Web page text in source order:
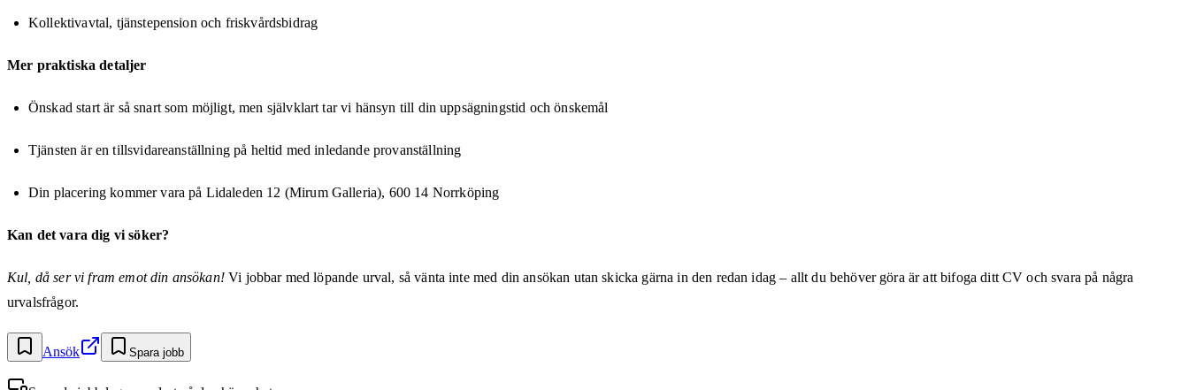
Kollektivavtal, tjänstepension och friskvårdsbidrag
Mer praktiska detaljer
Önskad start är så snart som möjligt, men självklart tar vi hänsyn till din uppsägningstid och önskemål
Tjänsten är en tillsvidareanställning på heltid med inledande provanställning
Din placering kommer vara på Lidaleden 12 (Mirum Galleria), 600 14 Norrköping
Kan det vara dig vi söker?
Kul, då ser vi fram emot din ansökan!Vi jobbar med löpande urval, så vänta inte med din ansökan utan skicka gärna in den redan idag – allt du behöver göra är att bifoga ditt CV och svara på några
urvalsfrågor.
Ansök Spara jobb